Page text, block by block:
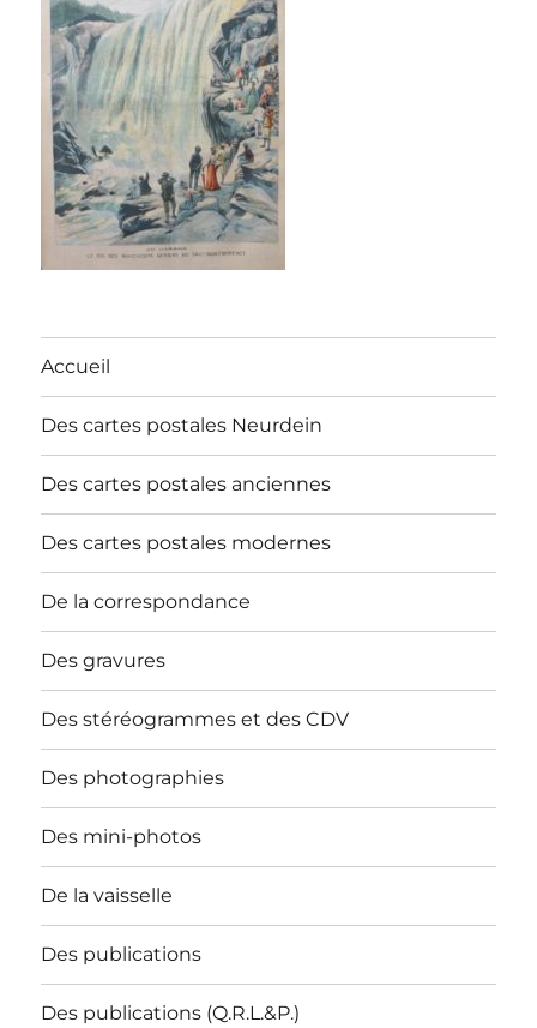
Accueil
Des cartes postales Neurdein
Des cartes postales anciennes
Des cartes postales modernes
De la correspondance
Des gravures
Des stéréogrammes et des CDV
Des photographies
Des mini-photos
De la vaisselle
Des publications
Des publications (Q.R.L.&P.)